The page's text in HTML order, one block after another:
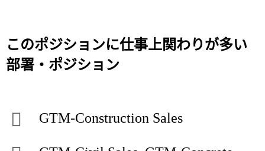
このポジションに仕事上関わりが多い
部署・ポジション
GTM-Construction Sales